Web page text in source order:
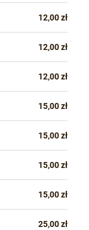
12,00 zł
12,00 zł
12,00 zł
15,00 zł
15,00 zł
15,00 zł
15,00 zł
25,00 zł